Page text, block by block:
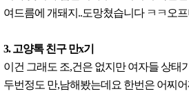
여드름에 개돼지..도망쳤습니다 ㅋㅋ오
3. 고양톡 친구 만x기
이건 그래도 조,건은 없지만 여자들 상태
두번정도 만,남해봤는데요 한번은 어찌